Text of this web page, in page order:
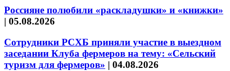
Россияне полюбили «раскладушки» и «книжки»
| 05.08.2026
Сотрудники РСХБ приняли участие в выездном
заседании Клуба фермеров на тему: «Сельский
туризм для фермеров» | 04.08.2026